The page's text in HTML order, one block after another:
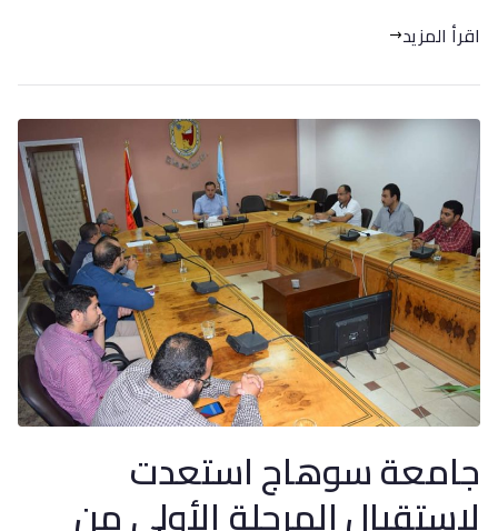
اقرأ المزيد
جامعة سوهاج استعدت
لاستقبال المرحلة الأولي من